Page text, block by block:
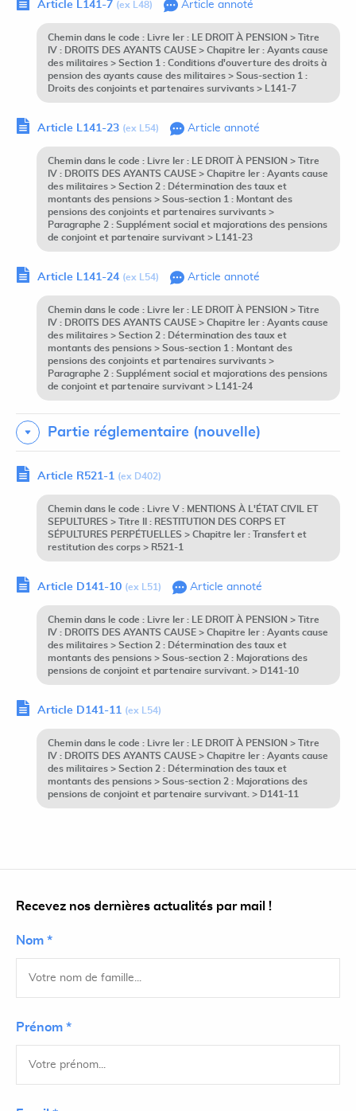
Article L141-7 (ex L48) Article annoté
Chemin dans le code : Livre Ier : LE DROIT À PENSION > Titre
IV : DROITS DES AYANTS CAUSE > Chapitre Ier : Ayants cause
des militaires > Section 1 : Conditions d'ouverture des droits à
pension des ayants cause des militaires > Sous-section 1 :
Droits des conjoints et partenaires survivants > L141-7
Article L141-23 (ex L54) Article annoté
Chemin dans le code : Livre Ier : LE DROIT À PENSION > Titre
IV : DROITS DES AYANTS CAUSE > Chapitre Ier : Ayants cause
des militaires > Section 2 : Détermination des taux et
montants des pensions > Sous-section 1 : Montant des
pensions des conjoints et partenaires survivants >
Paragraphe 2 : Supplément social et majorations des pensions
de conjoint et partenaire survivant > L141-23
Article L141-24 (ex L54) Article annoté
Chemin dans le code : Livre Ier : LE DROIT À PENSION > Titre
IV : DROITS DES AYANTS CAUSE > Chapitre Ier : Ayants cause
des militaires > Section 2 : Détermination des taux et
montants des pensions > Sous-section 1 : Montant des
pensions des conjoints et partenaires survivants >
Paragraphe 2 : Supplément social et majorations des pensions
de conjoint et partenaire survivant > L141-24
Partie réglementaire (nouvelle)
Article R521-1 (ex D402)
Chemin dans le code : Livre V : MENTIONS À L'ÉTAT CIVIL ET
SEPULTURES > Titre II : RESTITUTION DES CORPS ET
SÉPULTURES PERPÉTUELLES > Chapitre Ier : Transfert et
restitution des corps > R521-1
Article D141-10 (ex L51) Article annoté
Chemin dans le code : Livre Ier : LE DROIT À PENSION > Titre
IV : DROITS DES AYANTS CAUSE > Chapitre Ier : Ayants cause
des militaires > Section 2 : Détermination des taux et
montants des pensions > Sous-section 2 : Majorations des
pensions de conjoint et partenaire survivant. > D141-10
Article D141-11 (ex L54)
Chemin dans le code : Livre Ier : LE DROIT À PENSION > Titre
IV : DROITS DES AYANTS CAUSE > Chapitre Ier : Ayants cause
des militaires > Section 2 : Détermination des taux et
montants des pensions > Sous-section 2 : Majorations des
pensions de conjoint et partenaire survivant. > D141-11
Recevez nos dernières actualités par mail !
Nom *
Prénom *